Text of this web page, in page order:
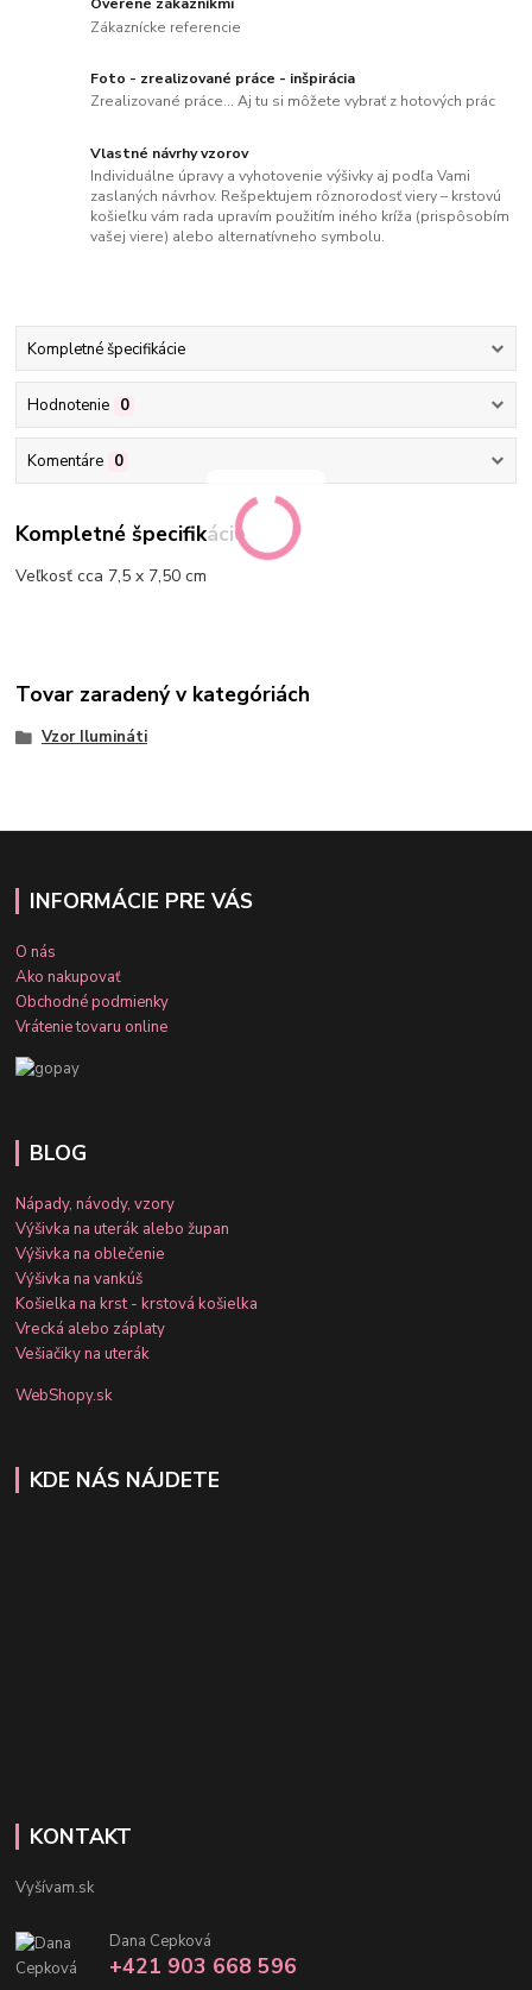
Zákaznícke referencie
Foto - zrealizované práce - inšpirácia
Zrealizované práce... Aj tu si môžete vybrať z hotových prác
Vlastné návrhy vzorov
Individuálne úpravy a vyhotovenie výšivky aj podľa Vami
zaslaných návrhov. Rešpektujem rôznorodosť viery – krstovú
košieľku vám rada upravím použitím iného kríža (prispôsobím
vašej viere) alebo alternatívneho symbolu.
Kompletné špecifikácie
Hodnotenie 0
Komentáre 0
Kompletné špecifikácie
Veľkosť cca 7,5 x 7,50 cm
Tovar zaradený v kategóriách
Vzor Ilumináti
INFORMÁCIE PRE VÁS
O nás
Ako nakupovať
Obchodné podmienky
Vrátenie tovaru online
BLOG
Nápady, návody, vzory
Výšivka na uterák alebo župan
Výšivka na oblečenie
Výšivka na vankúš
Košielka na krst - krstová košielka
Vrecká alebo záplaty
Vešiačiky na uterák
WebShopy.sk
KDE NÁS NÁJDETE
KONTAKT
Vyšívam.sk
Dana Cepková
+421 903 668 596